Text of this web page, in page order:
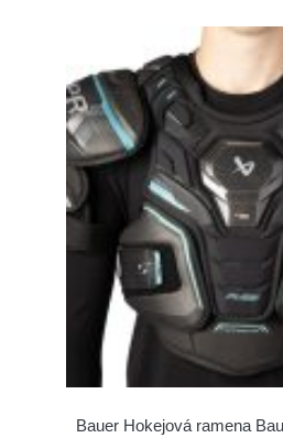
Bauer Hokejová ramena